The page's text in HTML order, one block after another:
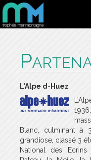
P
L'Alpe d-Huez
Blanc, culminant à
grandiose, classé 3
National des